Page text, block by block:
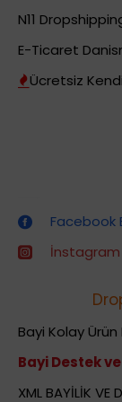
N11
E-Ticaret
Ücretsiz
Facebook
İnstagram
Bayi Kolay
Bayi Destek
XML BAYİLİK VE